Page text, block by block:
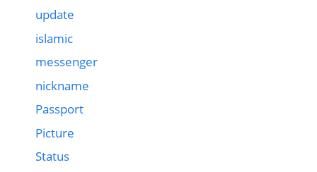
update
islamic
messenger
nickname
Passport
Picture
Status